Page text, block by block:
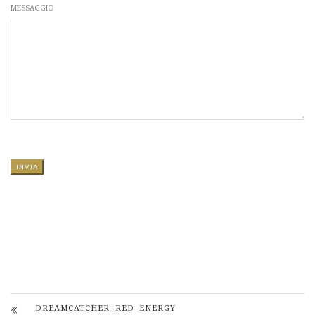
MESSAGGIO
DREAMCATCHER RED ENERGY